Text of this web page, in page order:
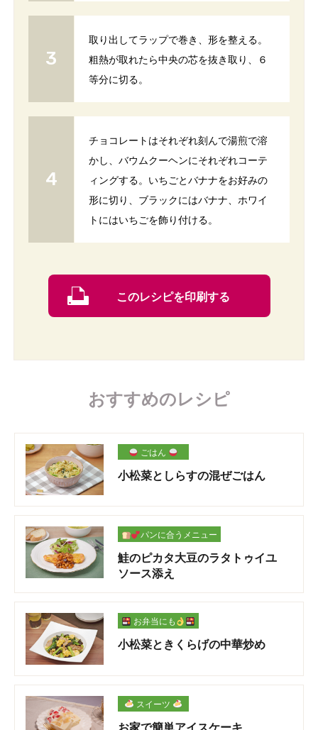
取り出してラップで巻き、形を整える。
粗熱が取れたら中央の芯を抜き取り、６
等分に切る。
チョコレートはそれぞれ刻んで湯煎で溶
かし、バウムクーヘンにそれぞれコーテ
ィングする。いちごとバナナをお好みの
形に切り、ブラックにはバナナ、ホワイ
トにはいちごを飾り付ける。
このレシピを印刷する
おすすめのレシピ
ごはん
小松菜としらすの混ぜごはん
パンに合うメニュー
鮭のピカタ大豆のラタトゥイユ
ソース添え
お弁当にも
小松菜ときくらげの中華炒め
スイーツ